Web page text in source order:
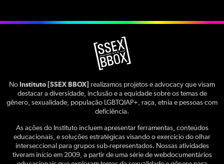
No Instituto [SSEX BBOX]
realizamos projetos e advocacy que visam
destacar a diversidade, inclusão e a equidade sobre os temas de
gênero, sexualidade, população LGBTQIAP+, raça, etnia e pessoas com
deficiência.
As ações do Instituto incluem apresentar ferramentas, conteúdos
educacionais, e soluções estratégicas visando o exercício do olhar
interseccional para grupos sub-representados. Nossas atividades
tiveram início em 2009, a partir de uma série de webdocumentários